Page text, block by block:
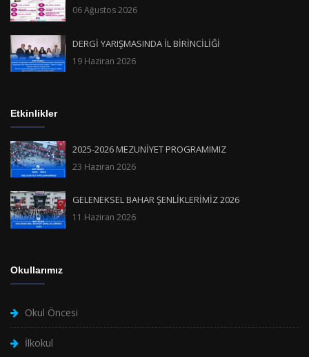
06 Ağustos 2026
DERGİ YARIŞMASINDA İL BİRİNCİLİĞİ
19 Haziran 2026
Etkinlikler
2025-2026 MEZUNİYET PROGRAMIMIZ
23 Haziran 2026
GELENEKSEL BAHAR ŞENLİKLERİMİZ 2026
11 Haziran 2026
Okullarımız
Okul Öncesi
İlkokul